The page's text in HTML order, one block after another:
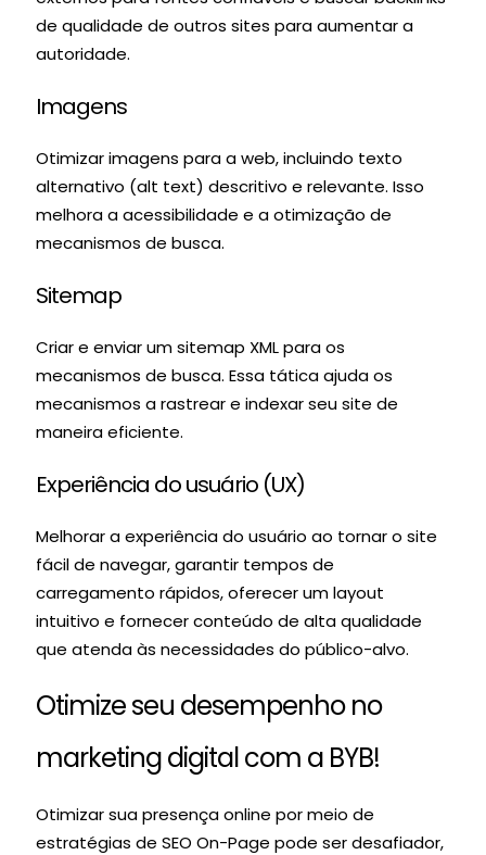
de qualidade de outros sites para aumentar a
autoridade.
Imagens
Otimizar imagens para a web, incluindo texto
alternativo (alt text) descritivo e relevante. Isso
melhora a acessibilidade e a otimização de
mecanismos de busca.
Sitemap
Criar e enviar um sitemap XML para os
mecanismos de busca. Essa tática ajuda os
mecanismos a rastrear e indexar seu site de
maneira eficiente.
Experiência do usuário (UX)
Melhorar a experiência do usuário ao tornar o site
fácil de navegar, garantir tempos de
carregamento rápidos, oferecer um layout
intuitivo e fornecer conteúdo de alta qualidade
que atenda às necessidades do público-alvo.
Otimize seu desempenho no
marketing digital com a BYB!
Otimizar sua presença online por meio de
estratégias de SEO On-Page pode ser desafiador,